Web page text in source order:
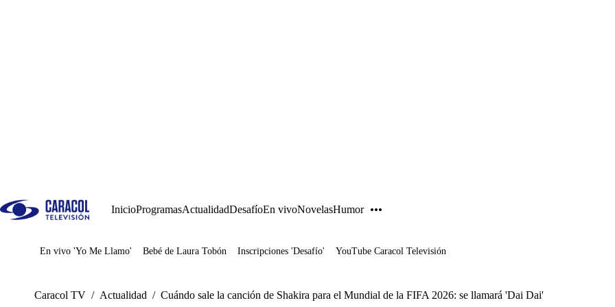
InicioProgramasActualidadDesafíoEn vivoNovelasHumor
Juegos
En vivo 'Yo Me Llamo' Bebé de Laura Tobón Inscripciones 'Desafío' YouTube Caracol Televisión
Caracol TV / Actualidad / Cuándo sale la canción de Shakira para el Mundial de la FIFA 2026: se llamará 'Dai Dai'